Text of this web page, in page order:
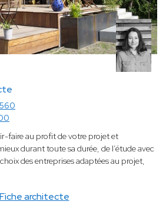
Fiche architecte
faire au profit de votre projet et
durant toute sa durée, de l’étude avec
des entreprises adaptées au projet,